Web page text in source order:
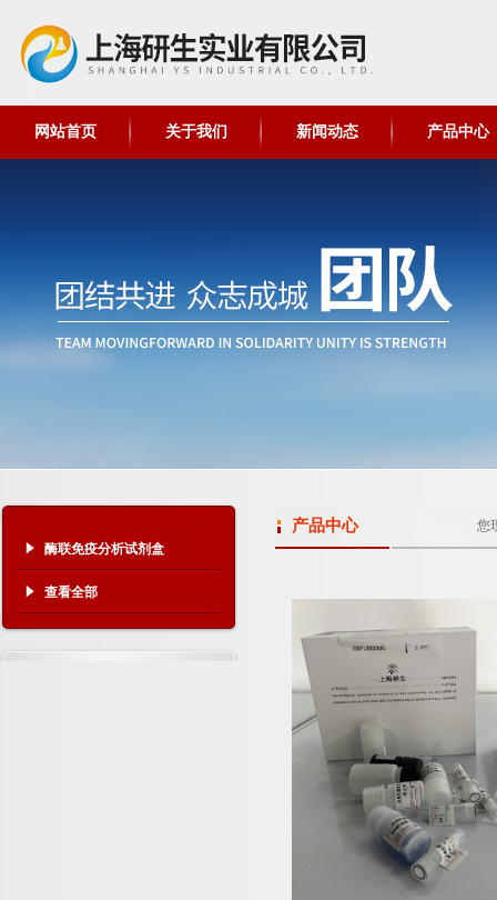
网站首页 关于我们 新闻动态 产品中心
酶联免疫分析试剂盒
查看全部
产品中心 您